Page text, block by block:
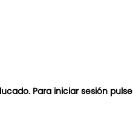
Para iniciar sesión pulse